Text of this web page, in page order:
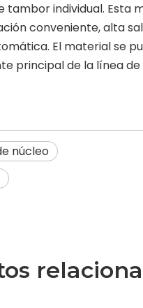
individual. Esta
conveniente, alta
El material se
principal de la línea
núcleo